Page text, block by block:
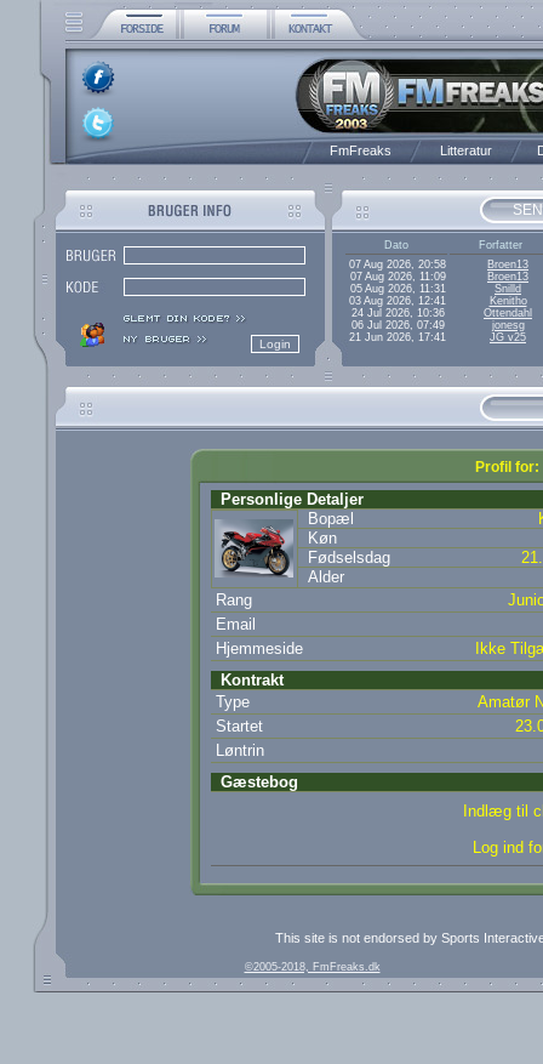
FmFreaks Litteratur
Dato
Forfatter
07 Aug 2026, 20:58
Broen13
07 Aug 2026, 11:09
Broen13
05 Aug 2026, 11:31
Snilld
03 Aug 2026, 12:41
Kenitho
24 Jul 2026, 10:36
Ottendahl
06 Jul 2026, 07:49
jonesg
21 Jun 2026, 17:41
JG v25
Profil for:
Personlige Detaljer
Bopæl
Køn
Fødselsdag
Alder
Rang
Email
Hjemmeside
Ikke
Kontrakt
Type
Amatør
Startet
Løntrin
Gæstebog
Indlæg til
Log ind
This site is not endorsed by Sports
©2005-2018, FmFreaks.dk